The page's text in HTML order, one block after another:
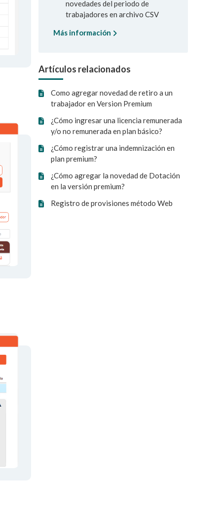
novedades del periodo de
trabajadores en archivo CSV
Más información
Artículos relacionados
Como agregar novedad de retiro a un
trabajador en Version Premium
¿Cómo ingresar una licencia remunerada
y/o no remunerada en plan básico?
¿Cómo registrar una indemnización en
plan premium?
¿Cómo agregar la novedad de Dotación
en la versión premium?
Registro de provisiones método Web